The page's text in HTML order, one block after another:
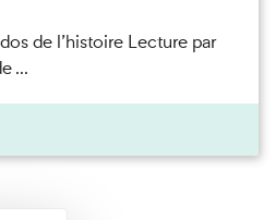
de l’histoire Lecture par
...